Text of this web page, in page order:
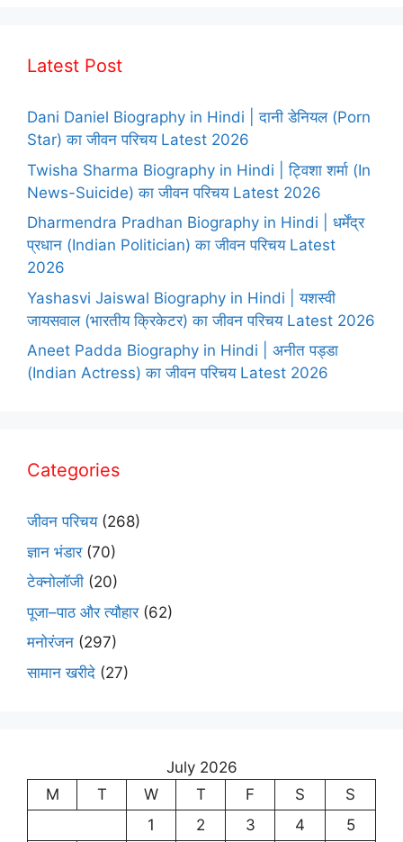
Latest Post
Dani Daniel Biography in Hindi | दानी डेनियल (Porn
Star) का जीवन परिचय Latest 2026
Twisha Sharma Biography in Hindi | ट्विशा शर्मा (In
News-Suicide) का जीवन परिचय Latest 2026
Dharmendra Pradhan Biography in Hindi | धर्मेंद्र
प्रधान (Indian Politician) का जीवन परिचय Latest
2026
Yashasvi Jaiswal Biography in Hindi | यशस्वी
जायसवाल (भारतीय क्रिकेटर) का जीवन परिचय Latest 2026
Aneet Padda Biography in Hindi | अनीत पड्डा
(Indian Actress) का जीवन परिचय Latest 2026
Categories
जीवन परिचय(268)
ज्ञान भंडार(70)
टेक्नोलॉजी (20)
पूजा–पाठ और त्यौहार(62)
मनोरंजन (297)
सामान खरीदे (27)
July 2026
M
T W T F S
S
1
2 3 4
5